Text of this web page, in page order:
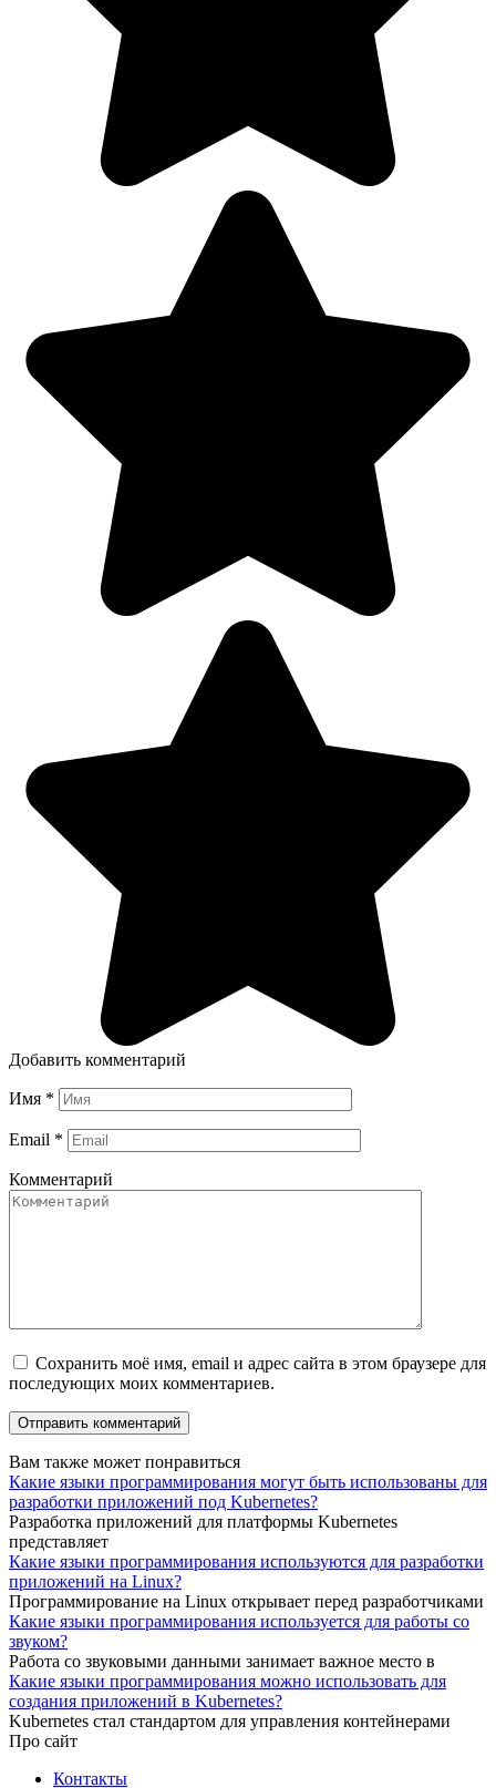
Добавить комментарий
Имя *
Email *
Комментарий
Сохранить моё имя, email и адрес сайта в этом браузере для
последующих моих комментариев.
Вам также может понравиться
Какие языки программирования могут быть использованы для
разработки приложений под Kubernetes?
Разработка приложений для платформы Kubernetes
представляет
Какие языки программирования используются для разработки
приложений на Linux?
Программирование на Linux открывает перед разработчиками
Какие языки программирования используется для работы со
звуком?
Работа со звуковыми данными занимает важное место в
Какие языки программирования можно использовать для
создания приложений в Kubernetes?
Kubernetes стал стандартом для управления контейнерами
Про сайт
Контакты